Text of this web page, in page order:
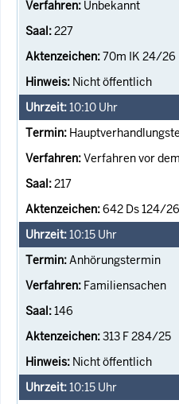
Unbekannt
227
70m IK 24/26
Nicht öffentlich
10:10 Uhr
Verfahren vor
217
642 Ds 124/26
10:15 Uhr
Anhörungstermin
Familiensachen
146
313 F 284/25
Nicht öffentlich
10:15 Uhr